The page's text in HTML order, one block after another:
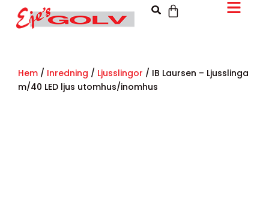
Hem / Inredning / Ljusslingor / IB Laursen – Ljusslinga
m/40 LED ljus utomhus/inomhus